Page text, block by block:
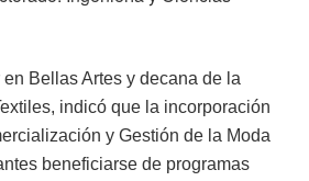
Bellas Artes y decana de la
indicó que la incorporación
y Gestión de la Moda
beneficiarse de programas